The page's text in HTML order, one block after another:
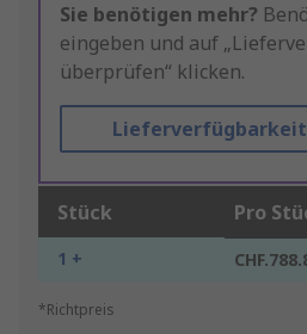
Sie benötigen mehr?
eingeben und auf
überprüfen“ klicken.
Stück Pro
1 +
*Richtpreis